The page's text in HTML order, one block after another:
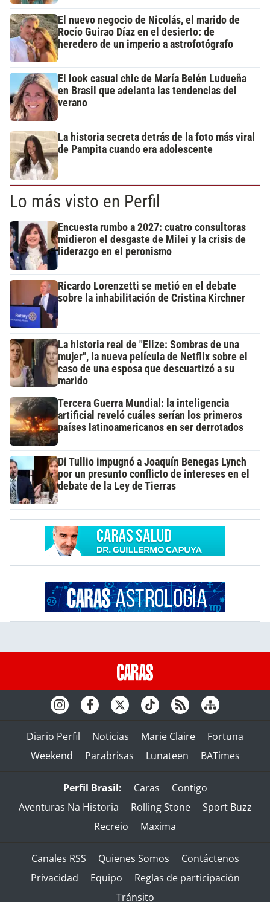
El nuevo negocio de Nicolás, el marido de
Rocío Guirao Díaz en el desierto: de
heredero de un imperio a astrofotógrafo
El look casual chic de María Belén Ludueña
en Brasil que adelanta las tendencias del
verano
La historia secreta detrás de la foto más viral
de Pampita cuando era adolescente
Lo más visto en Perfil
Encuesta rumbo a 2027: cuatro consultoras
midieron el desgaste de Milei y la crisis de
liderazgo en el peronismo
Ricardo Lorenzetti se metió en el debate
sobre la inhabilitación de Cristina Kirchner
La historia real de "Elize: Sombras de una
mujer", la nueva película de Netflix sobre el
caso de una esposa que descuartizó a su
marido
Tercera Guerra Mundial: la inteligencia
artificial reveló cuáles serían los primeros
países latinoamericanos en ser derrotados
Di Tullio impugnó a Joaquín Benegas Lynch
por un presunto conflicto de intereses en el
debate de la Ley de Tierras
Diario Perfil Noticias Marie Claire
Fortuna
Weekend
Parabrisas Lunateen BATimes
Perfil Brasil: Caras
Contigo
Aventuras Na Historia
Rolling Stone
Sport Buzz
Recreio
Maxima
Canales RSS Quienes Somos
Contáctenos
Privacidad
Equipo
Reglas de participación
Tránsito